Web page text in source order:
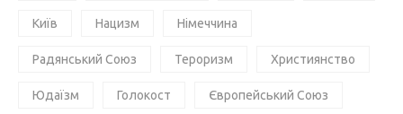
Київ Нацизм Німеччина
Радянський Союз Тероризм Християнство
Юдаїзм Голокост Європейський Союз